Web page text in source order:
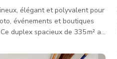
élégant et polyvalent pour
événements et boutiques
Reliant deux